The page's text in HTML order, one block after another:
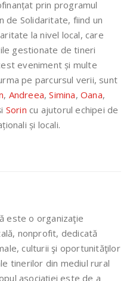
prin programul
de Solidaritate, fiind un
la nivel local, care
gestionate de tineri
eveniment și multe
pe parcursul verii, sunt
, Andreea,Simina,Oana,
Sorin cu ajutorul echipei de
și locali.
este o organizaţie
nonprofit, dedicată
culturii şi oportunităţilor
tinerilor din mediul rural
asociaţiei este de a